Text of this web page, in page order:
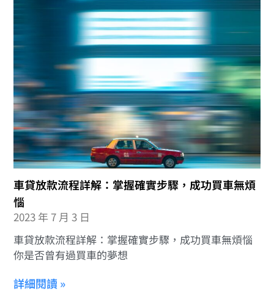
車貸放款流程詳解：掌握確實步驟，成功買車無煩
惱
2023 年 7 月 3 日
車貸放款流程詳解：掌握確實步驟，成功買車無煩惱
你是否曾有過買車的夢想
詳細閱讀 »